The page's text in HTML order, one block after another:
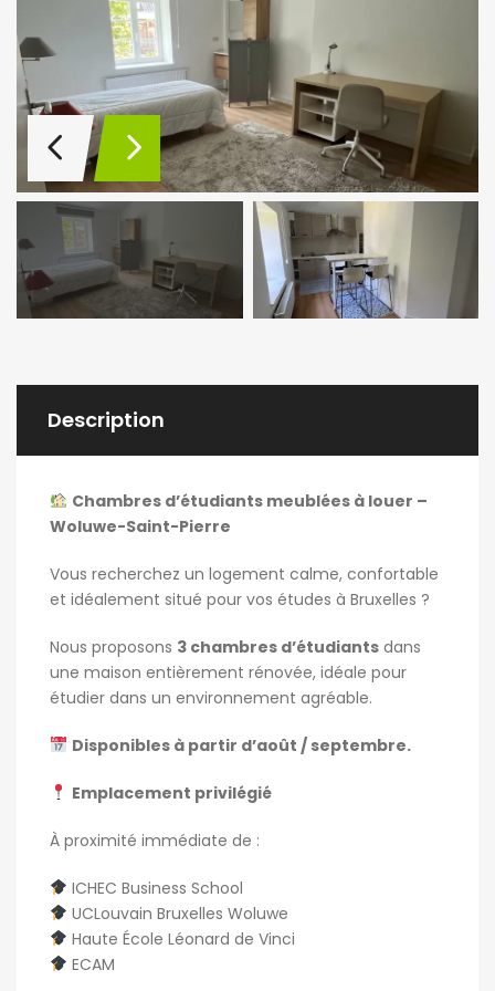
Description
Chambres d’étudiants meublées à louer –
Woluwe-Saint-Pierre
Vous recherchez un logement calme, confortable
et idéalement situé pour vos études à Bruxelles ?
Nous proposons 3 chambres d’étudiants dans
une maison entièrement rénovée, idéale pour
étudier dans un environnement agréable.
Disponibles à partir d’août / septembre.
Emplacement privilégié
À proximité immédiate de :
ICHEC Business School
UCLouvain Bruxelles Woluwe
Haute École Léonard de Vinci
ECAM